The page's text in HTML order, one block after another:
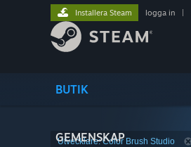
BUTIK
GEMENSKAP
Installera Steam logga in
Utvecklare: Color Brush Studio